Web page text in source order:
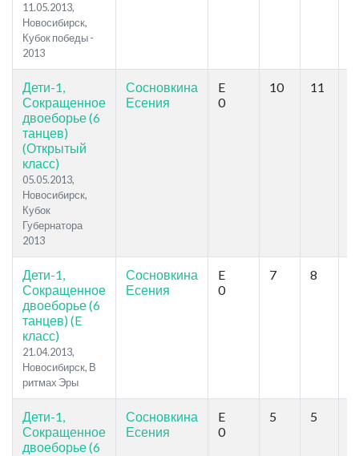
11.05.2013,
Новосибирск,
Кубок победы -
2013
Дети-1,
Сокращенное
двоеборье (6
танцев)
(Открытый
класс)
05.05.2013,
Новосибирск,
Кубок
Губернатора
2013
Сосновкина
Есения
E
0
10 11
Дети-1,
Сокращенное
двоеборье (6
танцев) (E
класс)
21.04.2013,
Новосибирск, В
ритмах Эры
Сосновкина
Есения
E
0
7 8
Дети-1,
Сокращенное
двоеборье (6
Сосновкина
Есения
E
0
5 5